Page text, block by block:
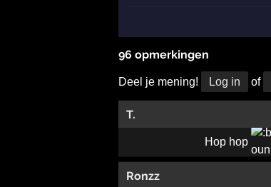
96 opmerkingen
Deel je mening! Log in of
T.
Hop hop
Ronzz